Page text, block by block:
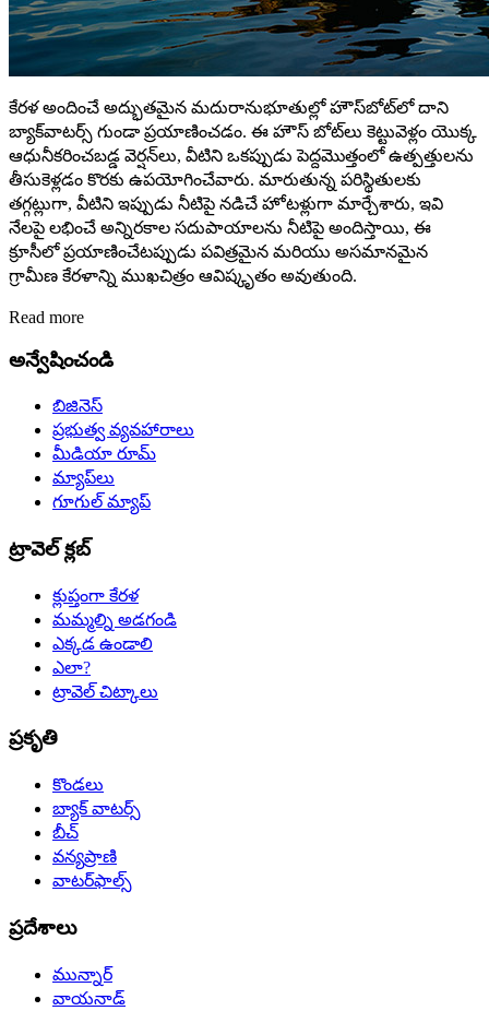
కేరళ అందించే అద్భుతమైన మదురానుభూతుల్లో హౌస్‌బోట్‌లో దాని
బ్యాక్‌వాటర్స్‌ గుండా ప్రయాణించడం. ఈ హౌస్ బోట్‌లు కెట్టువెళ్లం యొక్క
ఆధునీకరించబడ్డ వెర్షన్‌లు, వీటిని ఒకప్పుడు పెద్దమొత్తంలో ఉత్పత్తులను
తీసుకెళ్లడం కొరకు ఉపయోగించేవారు. మారుతున్న పరిస్థితులకు
తగ్గట్లుగా, వీటిని ఇప్పుడు నీటిపై నడిచే హోటళ్లుగా మార్చేశారు, ఇవి
నేలపై లభించే అన్నిరకాల సదుపాయాలను నీటిపై అందిస్తాయి, ఈ
క్రూసీలో ప్రయాణించేటప్పుడు పవిత్రమైన మరియు అసమానమైన
గ్రామీణ కేరళాన్ని ముఖచిత్రం ఆవిష్కృతం అవుతుంది.
Read more
అన్వేషించండి
బిజినెస్
ప్రభుత్వ వ్యవహారాలు
మీడియా రూమ్
మ్యాప్‌లు
గూగుల్ మ్యాప్‌
ట్రావెల్ క్లబ్
క్లుప్తంగా కేరళ
మమ్మల్ని అడగండి
ఎక్కడ ఉండాలి
ఎలా?
ట్రావెల్ చిట్కాలు
ప్రకృతి
కొండలు
బ్యాక్‌ వాటర్స్‌
బీచ్‌
వన్యప్రాణి
వాటర్‌ఫాల్స్‌
ప్రదేశాలు
మున్నార్‌
వాయనాడ్